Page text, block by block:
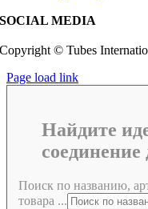
SOCIAL MEDIA
Copyright © Tubes
Page load link
Найдите
Поиск по названию,
товара ...